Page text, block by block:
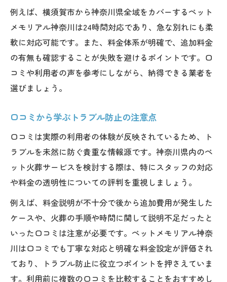
例えば、横須賀市から神奈川県全域をカバーするペット
メモリアル神奈川は24時間対応であり、急な別れにも柔
軟に対応可能です。また、料金体系が明確で、追加料金
の有無も確認することが失敗を避けるポイントです。口
コミや利用者の声を参考にしながら、納得できる業者を
選びましょう。
口コミから学ぶトラブル防止の注意点
口コミは実際の利用者の体験が反映されているため、ト
ラブルを未然に防ぐ貴重な情報源です。神奈川県内のペ
ット火葬サービスを検討する際は、特にスタッフの対応
や料金の透明性についての評判を重視しましょう。
例えば、料金説明が不十分で後から追加費用が発生した
ケースや、火葬の手順や時間に関して説明不足だったと
いった口コミは注意が必要です。ペットメモリアル神奈
川は口コミでも丁寧な対応と明確な料金設定が評価され
ており、トラブル防止に役立つポイントを押さえていま
す。利用前に複数の口コミを比較することをおすすめし